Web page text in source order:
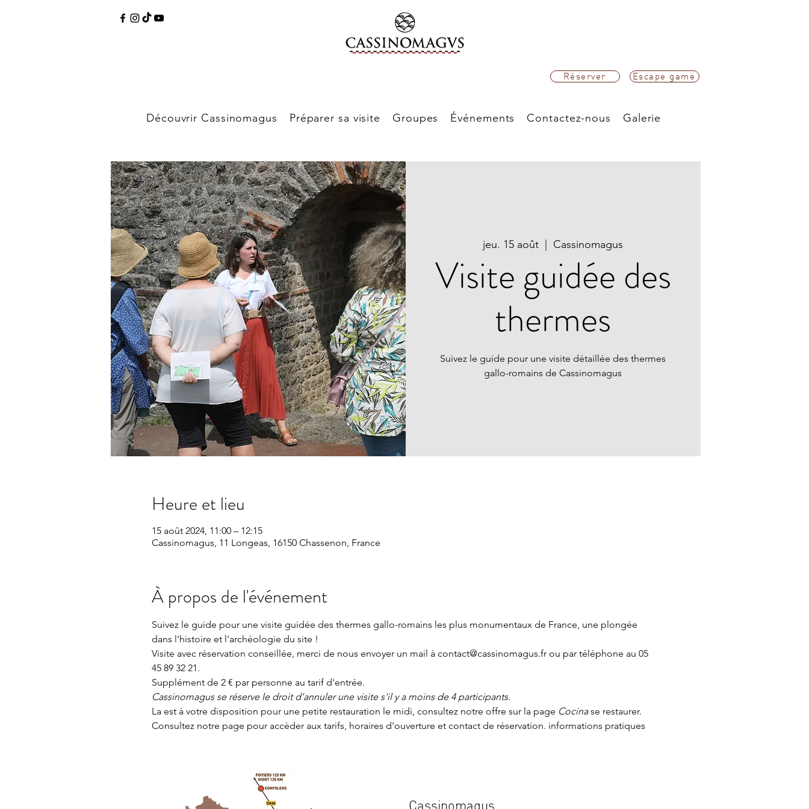
Réserver Escape game
Découvrir Cassinomagus Préparer sa visite Groupes Événements Contactez-nous Galerie
jeu. 15 août
  |
Cassinomagus
Visite guidée des
thermes
Suivez le guide pour une visite détaillée des thermes
gallo-romains de Cassinomagus
Heure et lieu
15 août 2024, 11:00 – 12:15
Cassinomagus, 11 Longeas, 16150 Chassenon, France
À propos de l'événement
Suivez le guide pour une visite guidée des thermes gallo-romains les plus monumentaux de France, une plongée
dans l'histoire et l'archéologie du site !
Visite avec réservation conseillée, merci de nous envoyer un mail à contact@cassinomagus.fr ou par téléphone au 05
45 89 32 21.
Supplément de 2 € par personne au tarif d'entrée.
Cassinomagus se réserve le droit d'annuler une visite s'il y a moins de 4 participants.
La est à votre disposition pour une petite restauration le midi, consultez notre offre sur la page Cocina se restaurer.
Consultez notre page pour accèder aux tarifs, horaires d'ouverture et contact de réservation. informations pratiques
Cassinomagus